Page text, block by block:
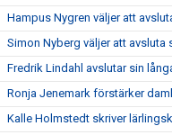
Hampus Nygren väljer att
Simon Nyberg väljer att avsluta
Fredrik Lindahl avslutar sin
Ronja Jenemark förstärker
Kalle Holmstedt skriver